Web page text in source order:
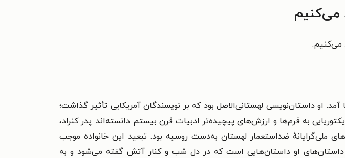
می‌کنیم
می‌کنیم.
دنیا آمد. او داستان‌نویسی لهستانی‌الاصل بود که بر نویسندگان آمریکایی تأثیر گذاشت؛
به فرم‌ها و ارزش‌های پیچیده‌تر ادبیات قرن بیستم دانسته‌اند. پدر کنراد،
ضداستعمار لهستان به‌دست روسیه بود. تبعید این خانواده موجب
داستان‌های او داستان‌هایی است که در دل شب و کنار آتش گفته می‌شود و به